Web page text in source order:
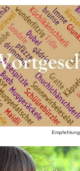
Empfehlung